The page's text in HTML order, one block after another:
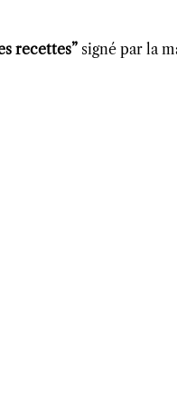
recettes” signé par la